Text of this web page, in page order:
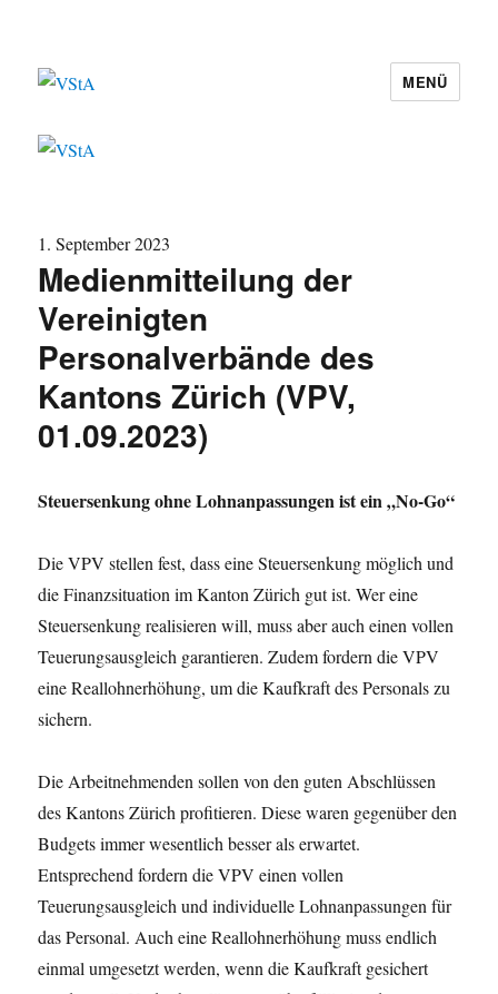
VStA
MENÜ
1. September 2023
Medienmitteilung der
Vereinigten
Personalverbände des
Kantons Zürich (VPV,
01.09.2023)
Steuersenkung ohne Lohnanpassungen ist ein „No-Go“
Die VPV stellen fest, dass eine Steuersenkung möglich und
die Finanzsituation im Kanton Zürich gut ist. Wer eine
Steuersenkung realisieren will, muss aber auch einen vollen
Teuerungsausgleich garantieren. Zudem fordern die VPV
eine Reallohnerhöhung, um die Kaufkraft des Personals zu
sichern.
Die Arbeitnehmenden sollen von den guten Abschlüssen
des Kantons Zürich profitieren. Diese waren gegenüber den
Budgets immer wesentlich besser als erwartet.
Entsprechend fordern die VPV einen vollen
Teuerungsausgleich und individuelle Lohnanpassungen für
das Personal. Auch eine Reallohnerhöhung muss endlich
einmal umgesetzt werden, wenn die Kaufkraft gesichert